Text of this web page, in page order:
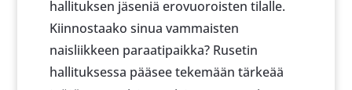
hallituksen jäseniä erovuoroisten tilalle.
Kiinnostaako sinua vammaisten
naisliikkeen paraatipaikka? Rusetin
hallituksessa pääsee tekemään tärkeää